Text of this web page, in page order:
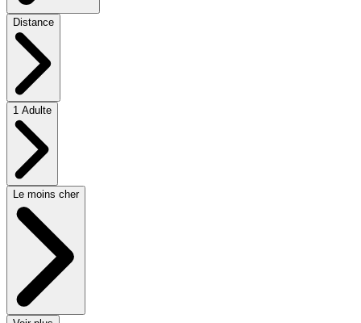
Distance
1 Adulte
Le moins cher